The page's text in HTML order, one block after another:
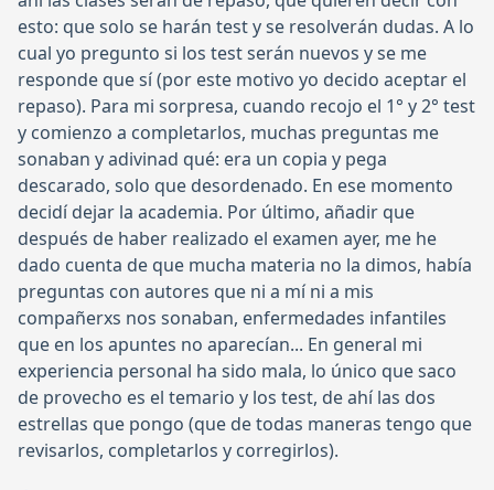
esto: que solo se harán test y se resolverán dudas. A lo
cual yo pregunto si los test serán nuevos y se me
responde que sí (por este motivo yo decido aceptar el
repaso). Para mi sorpresa, cuando recojo el 1° y 2° test
y comienzo a completarlos, muchas preguntas me
sonaban y adivinad qué: era un copia y pega
descarado, solo que desordenado. En ese momento
decidí dejar la academia. Por último, añadir que
después de haber realizado el examen ayer, me he
dado cuenta de que mucha materia no la dimos, había
preguntas con autores que ni a mí ni a mis
compañerxs nos sonaban, enfermedades infantiles
que en los apuntes no aparecían... En general mi
experiencia personal ha sido mala, lo único que saco
de provecho es el temario y los test, de ahí las dos
estrellas que pongo (que de todas maneras tengo que
revisarlos, completarlos y corregirlos).